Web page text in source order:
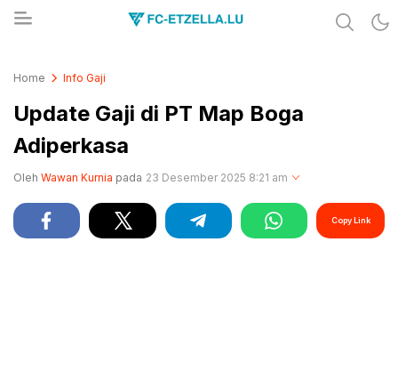
Home Info Gaji
Update Gaji di PT Map Boga
Adiperkasa
Oleh Wawan Kurnia pada 23 Desember 2025 8:21 am
Copy Link